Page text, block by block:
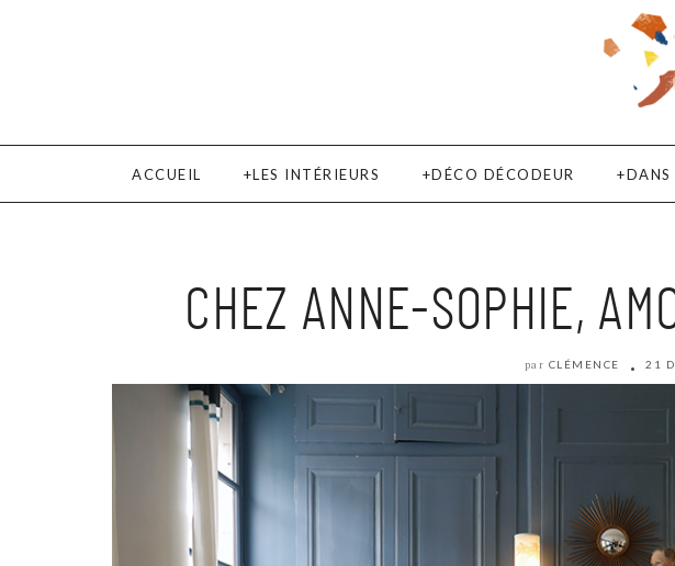
ACCUEIL LES INTÉRIEURS DÉCO DÉCODEUR
CHEZ ANNE-SOPHIE,
par CLÉMENCE 21